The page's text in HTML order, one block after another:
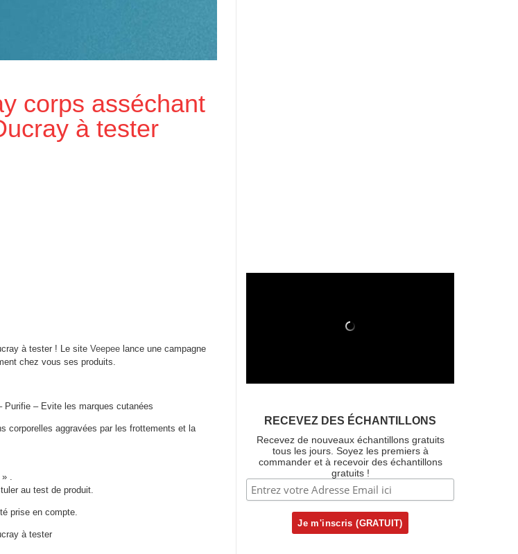
corps asséchant
à tester
à tester ! Le site Veepee lance une campagne
chez vous ses produits.
Purifie – Evite les marques cutanées
corporelles aggravées par les frottements et la
» .
au test de produit.
prise en compte.
à tester
RECEVEZ DES ÉCHANTILLONS
Recevez de nouveaux échantillons gratuits
tous les jours. Soyez les premiers à
commander et à recevoir des échantillons
gratuits !